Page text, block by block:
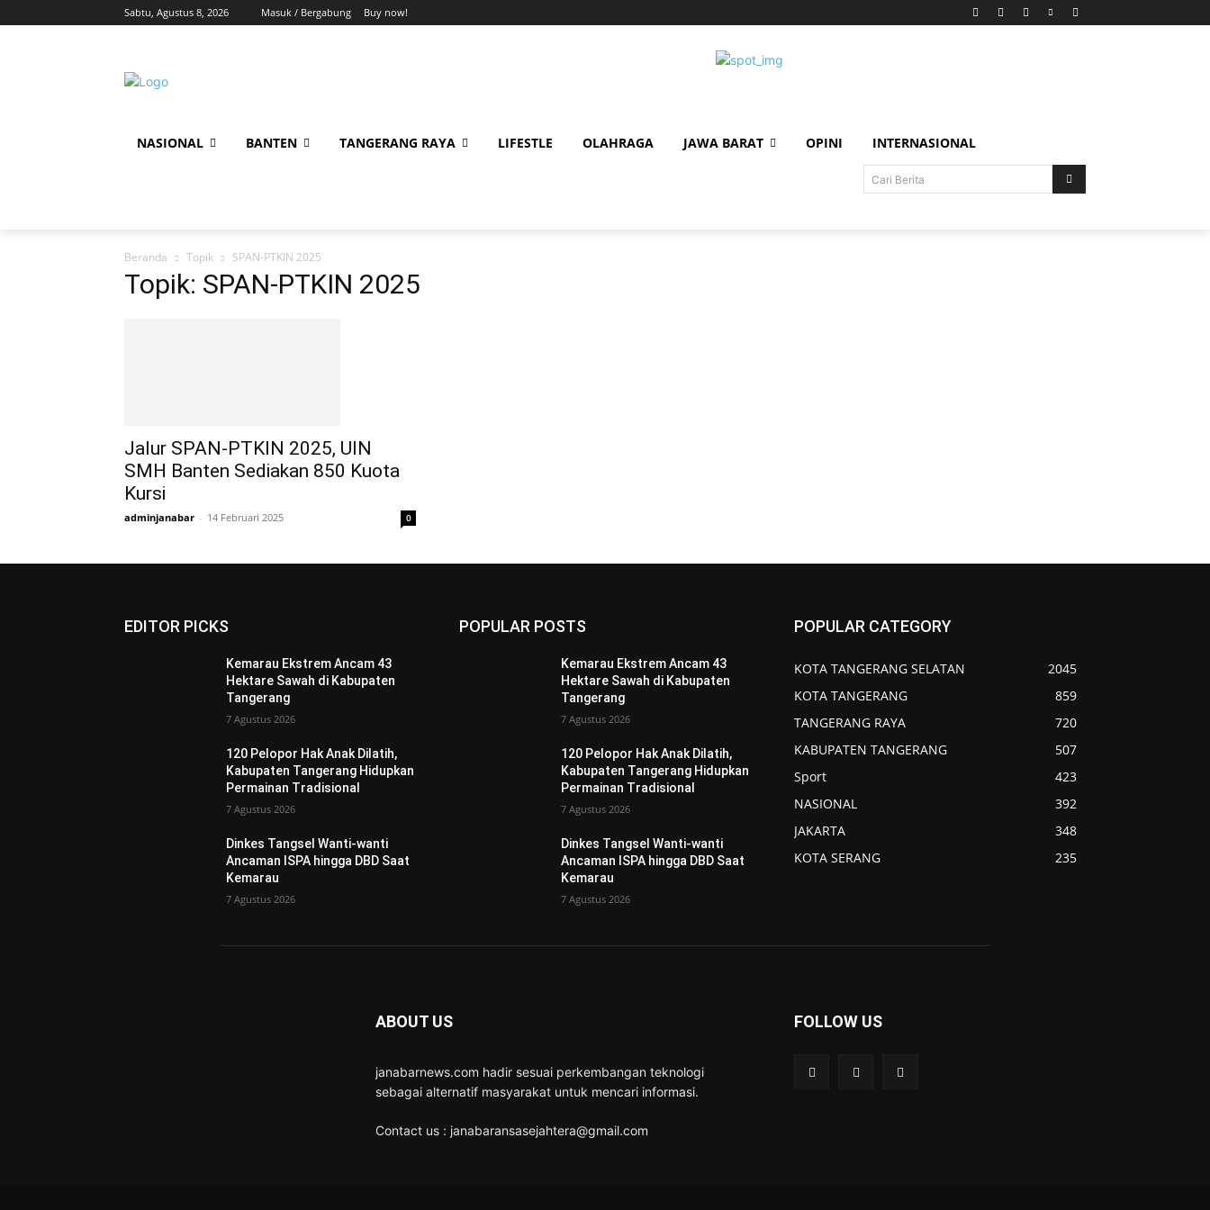
Sabtu, Agustus 8, 2026 Masuk / Bergabung Buy now!
NASIONAL BANTEN TANGERANG RAYA LIFESTLE OLAHRAGA JAWA BARAT OPINI INTERNASIONAL
Cari Berita
Beranda Topik SPAN-PTKIN 2025
Topik: SPAN-PTKIN 2025
Jalur SPAN-PTKIN 2025, UIN
SMH Banten Sediakan 850 Kuota
Kursi
adminjanabar - 14 Februari 2025 0
EDITOR PICKS
Kemarau Ekstrem Ancam 43
Hektare Sawah di Kabupaten
Tangerang
7 Agustus 2026
120 Pelopor Hak Anak Dilatih,
Kabupaten Tangerang Hidupkan
Permainan Tradisional
7 Agustus 2026
Dinkes Tangsel Wanti-wanti
Ancaman ISPA hingga DBD Saat
Kemarau
7 Agustus 2026
POPULAR POSTS
Kemarau Ekstrem Ancam 43
Hektare Sawah di Kabupaten
Tangerang
7 Agustus 2026
120 Pelopor Hak Anak Dilatih,
Kabupaten Tangerang Hidupkan
Permainan Tradisional
7 Agustus 2026
Dinkes Tangsel Wanti-wanti
Ancaman ISPA hingga DBD Saat
Kemarau
7 Agustus 2026
POPULAR CATEGORY
KOTA TANGERANG SELATAN
2045
KOTA TANGERANG
859
TANGERANG RAYA
720
KABUPATEN TANGERANG
507
Sport
423
NASIONAL
392
JAKARTA
348
KOTA SERANG
235
ABOUT US
janabarnews.com hadir sesuai perkembangan teknologi
sebagai alternatif masyarakat untuk mencari informasi.
Contact us : janabaransasejahtera@gmail.com
FOLLOW US